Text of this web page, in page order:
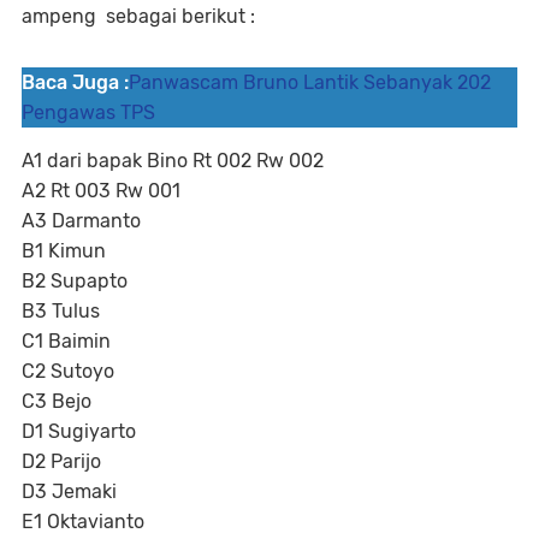
ampeng sebagai berikut :
Baca Juga :Panwascam Bruno Lantik Sebanyak 202
Pengawas TPS
A1 dari bapak Bino Rt 002 Rw 002
A2 Rt 003 Rw 001
A3 Darmanto
B1 Kimun
B2 Supapto
B3 Tulus
C1 Baimin
C2 Sutoyo
C3 Bejo
D1 Sugiyarto
D2 Parijo
D3 Jemaki
E1 Oktavianto